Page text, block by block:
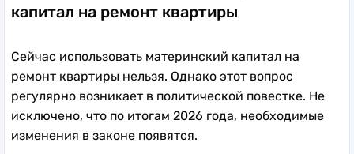
капитал на ремонт квартиры
Сейчас использовать материнский капитал на
ремонт квартиры нельзя. Однако этот вопрос
регулярно возникает в политической повестке. Не
исключено, что по итогам 2026 года, необходимые
изменения в законе появятся.